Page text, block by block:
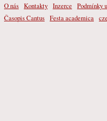
O nás Kontakty Inzerce Podmínky
Časopis Cantus Festa academica